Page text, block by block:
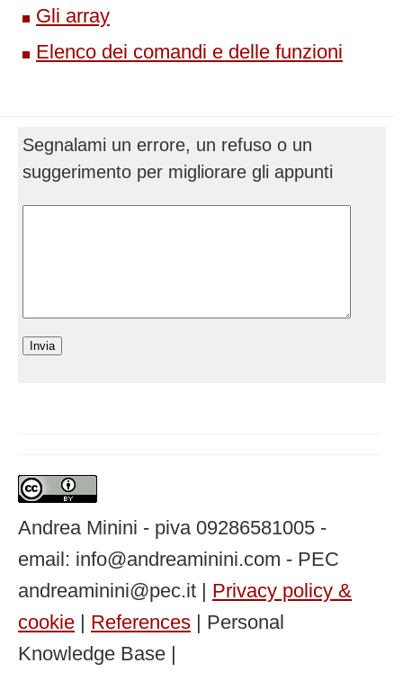
Gli array
Elenco dei comandi e delle funzioni
Segnalami un errore, un refuso o un
suggerimento per migliorare gli appunti
Andrea Minini - piva 09286581005 -
email: info@andreaminini.com - PEC
andreaminini@pec.it | Privacy policy &
cookie
References | Personal
Knowledge Base |